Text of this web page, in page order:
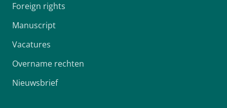
Foreign rights
Manuscript
Vacatures
Overname rechten
Nieuwsbrief